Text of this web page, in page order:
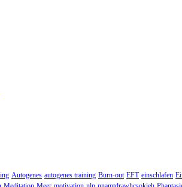
Autogenes autogenes training Burn-out EFT einschlafen